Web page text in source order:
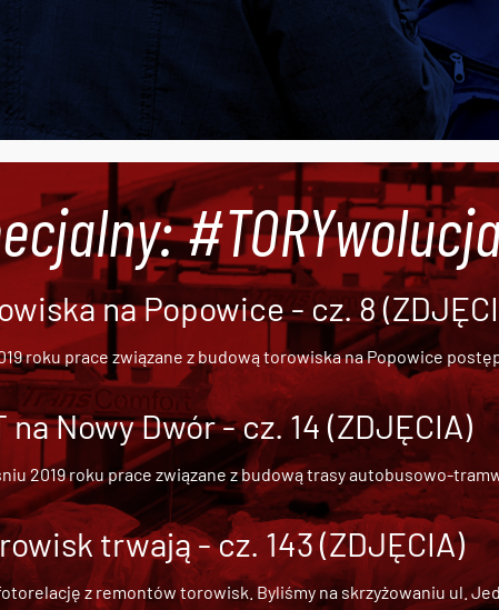
na Popowice - cz. 8
roku prace związane z budową torowiska na Popowice
na Nowy Dwór - cz. 14 (ZDJĘCIA)
2019 roku prace związane zbudową trasy autobusowo-
trwają - cz. 143 (ZDJĘCIA)
z remontów torowisk. Byliśmy na skrzyżowaniu ul.